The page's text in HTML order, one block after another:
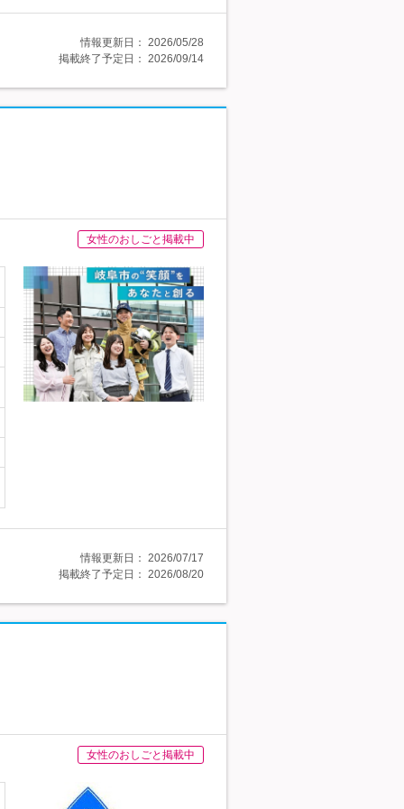
情報更新日： 2026/05/28
掲載終了予定日： 2026/09/14
女性のおしごと掲載中
情報更新日： 2026/07/17
掲載終了予定日： 2026/08/20
女性のおしごと掲載中